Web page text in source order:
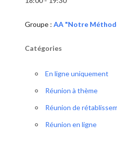
Groupe : AA "Notre
Catégories
En ligne uniquement
Réunion à thème
Réunion de
Réunion en ligne